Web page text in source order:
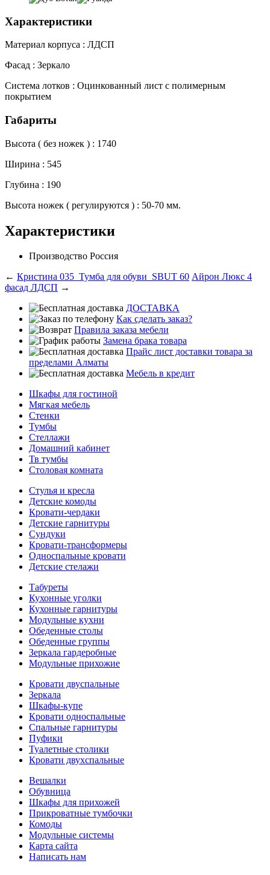
Характеристики
Материал корпуса : ЛДСП
Фасад : Зеркало
Система лотков : Оцинкованный лист с полимерным
покрытием
Габариты
Высота ( без ножек ) : 1740
Ширина : 545
Глубина : 190
Высота ножек ( регулируются ) : 50-70 мм.
Характеристики
Производство Россия
← Кристина 035_Тумба для обуви_SBUT 60 Айрон Люкс 4
фасад ЛДСП →
ДОСТАВКА
Как сделать заказ?
Правила заказа мебели
Замена брака товара
Прайс лист доставки товара за
пределами Алматы
Мебель в кредит
Шкафы для гостиной
Мягкая мебель
Стенки
Тумбы
Стеллажи
Домашний кабинет
Тв тумбы
Столовая комната
Стулья и кресла
Детские комоды
Кровати-чердаки
Детские гарнитуры
Сундуки
Кровати-трансформеры
Односпальные кровати
Детские стелажи
Табуреты
Кухонные уголки
Кухонные гарнитуры
Модульные кухни
Обеденные столы
Обеденные группы
Зеркала гардеробные
Модульные прихожие
Кровати двуспальные
Зеркала
Шкафы-купе
Кровати односпальные
Спальные гарнитуры
Пуфики
Туалетные столики
Кровати двухспальные
Вешалки
Обувница
Шкафы для прихожей
Прикроватные тумбочки
Комоды
Модульные системы
Карта сайта
Написать нам